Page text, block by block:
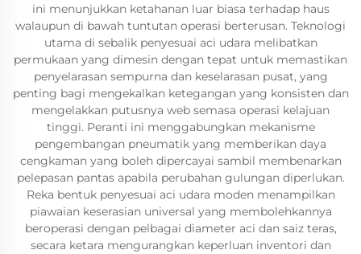
ini menunjukkan ketahanan luar biasa terhadap haus
walaupun di bawah tuntutan operasi berterusan. Teknologi
utama di sebalik penyesuai aci udara melibatkan
permukaan yang dimesin dengan tepat untuk memastikan
penyelarasan sempurna dan keselarasan pusat, yang
penting bagi mengekalkan ketegangan yang konsisten dan
mengelakkan putusnya web semasa operasi kelajuan
tinggi. Peranti ini menggabungkan mekanisme
pengembangan pneumatik yang memberikan daya
cengkaman yang boleh dipercayai sambil membenarkan
pelepasan pantas apabila perubahan gulungan diperlukan.
Reka bentuk penyesuai aci udara moden menampilkan
piawaian keserasian universal yang membolehkannya
beroperasi dengan pelbagai diameter aci dan saiz teras,
secara ketara mengurangkan keperluan inventori dan